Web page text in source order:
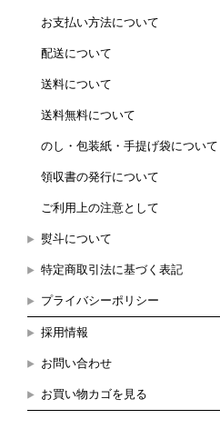
お支払い方法について
配送について
送料について
送料無料について
のし・包装紙・手提げ袋について
領収書の発行について
ご利用上の注意として
熨斗について
特定商取引法に基づく表記
プライバシーポリシー
採用情報
お問い合わせ
お買い物カゴを見る